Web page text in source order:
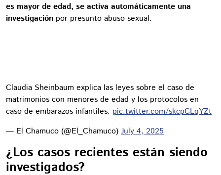
es mayor de edad, se activa automáticamente una
investigación por presunto abuso sexual.
Claudia Sheinbaum explica las leyes sobre el caso de
matrimonios con menores de edad y los protocolos en
caso de embarazos infantiles. pic.twitter.com/skcpCLqYZt
— El Chamuco (@El_Chamuco) July 4, 2025
¿Los casos recientes están siendo
investigados?